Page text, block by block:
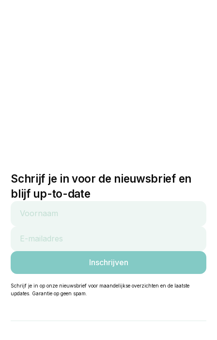
Schrijf je in voor de nieuwsbrief en
blijf up-to-date
Schrijf je in op onze nieuwsbrief voor maandelijkse overzichten en de laatste
updates. Garantie op geen spam.